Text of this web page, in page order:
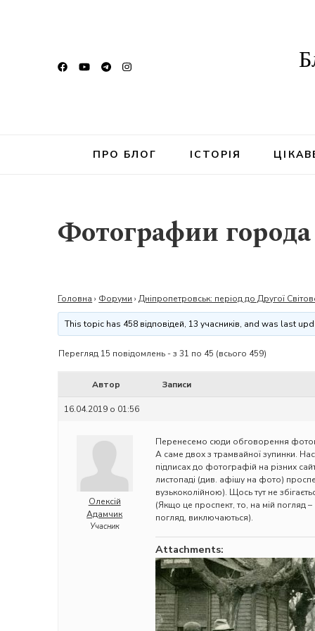
ПРО БЛОГ ІСТОРІЯ
Фотографии
Головна › Форуми › Дніпропетровськ: період до Другої
This topic has 458 відповідей, 13 учасників, and was last
Перегляд 15 повідомлень - з 31 по 45 (всього 459)
Автор Записи
16.04.2019 о 01:56
Олексій
Адамчик
Учасник
Перенесемо сюди обговорення
А саме двох з трамвайної зупинки.
підписах до фотографій на різних
листопаді (див. афішу на фото)
вузькоколійною). Щось тут не
(Якщо це проспект, то, на мій погляд
погляд, виключаються).
Attachments: